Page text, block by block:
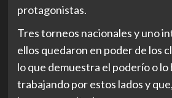
protagonistas.
Tres torneos nacionales y uno
ellos quedaron en poder de los
lo que demuestra el poderío o lo
trabajando por estos lados y